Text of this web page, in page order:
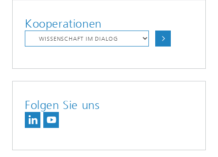
Kooperationen
Folgen Sie uns